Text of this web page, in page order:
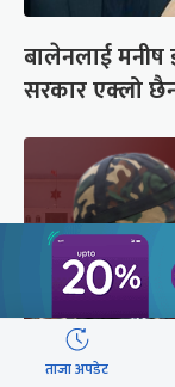
बालेनलाई
सरकार एक्लो
ताजा अपडेट